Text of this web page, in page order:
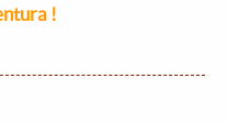
!